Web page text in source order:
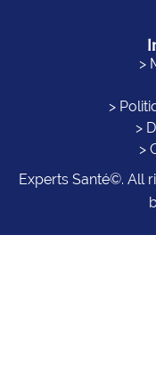
>
>
>
>
Experts Santé©. All